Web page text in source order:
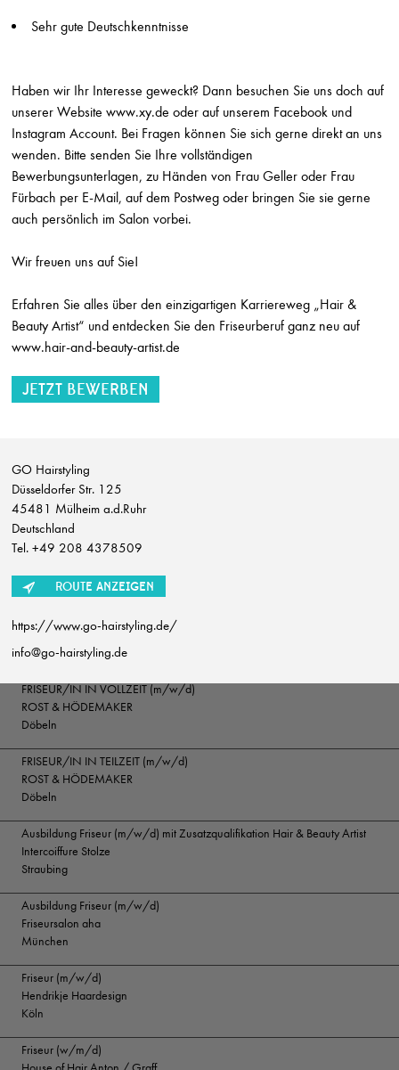
Friseurmeister w/m/d auf Teilzeit
Friseurmeister w/m/d auf Vollzeit
Wittmer Haare & Ästhetik
Deidesheim
Friseur w/m/d auf Teilzeit
Wittmer Haare & Ästhetik
Deidesheim
Friseur w/m/d auf Vollzeit
Junior- oder Fachkosmetiker:in, Masseur:in oder Visagist:in (m|w|d)
Maximilian Meyer - Hair & Beauty Experts
Friseur / Stylist (m/w/d)
Kosmetikerin (m/w/d) Teilzeit
Frisuren & Kosmetik Annett Völkel
Dresden
Ausbildung Friseur (m/w/d) mit Zusatzqualifikation Hair & Beauty Artist
Stuttgart
AUSBILDUNG ZUR FRISEURIN (m/w/d)
ROST & HÖDEMAKER
Döbeln
FRISEUR/IN IN VOLLZEIT (m/w/d)
ROST & HÖDEMAKER
Döbeln
FRISEUR/IN IN TEILZEIT (m/w/d)
ROST & HÖDEMAKER
Döbeln
Ausbildung Friseur (m/w/d) mit Zusatzqualifikation Hair & Beauty Artist
Intercoiffure Stolze
Straubing
Ausbildung Friseur (m/w/d)
Friseursalon aha
München
Friseur (m/w/d)
Hendrikje Haardesign
Köln
Friseur (w/m/d)
Sehr gute Deutschkenntnisse
Haben wir Ihr Interesse geweckt? Dann besuchen Sie uns doch auf
unserer Websitewww.xy.de oder auf unserem Facebook und
Instagram Account. Bei Fragen können Sie sich gerne direkt an uns
wenden. Bitte senden Sie Ihre vollständigen
Bewerbungsunterlagen, zu Händen von Frau Geller oder Frau
Fürbach per E-Mail, auf dem Postweg oder bringen Sie sie gerne
auch persönlich im Salon vorbei.
Wir freuen uns auf Sie!
Erfahren Sie alles über den einzigartigen Karriereweg „Hair &
Beauty Artist“ und entdecken Sie den Friseurberuf ganz neu auf
www.hair-and-beauty-artist.de
GO Hairstyling
Düsseldorfer Str. 125
45481 Mülheim a.d.Ruhr
Deutschland
Tel. +49 208 4378509
ROUTE ANZEIGEN
https://www.go-hairstyling.de/
info@go-hairstyling.de